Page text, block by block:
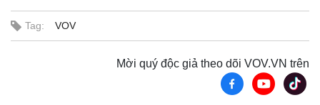
Tag: VOV
Mời quý độc giả theo dõi VOV.VN trên